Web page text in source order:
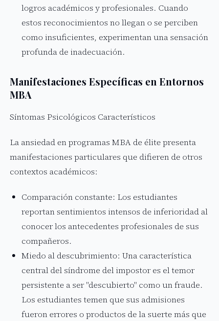
logros académicos y profesionales. Cuando
estos reconocimientos no llegan o se perciben
como insuficientes, experimentan una sensación
profunda de inadecuación.
Manifestaciones Específicas en Entornos
MBA
Síntomas Psicológicos Característicos
La ansiedad en programas MBA de élite presenta
manifestaciones particulares que difieren de otros
contextos académicos:
Comparación constante: Los estudiantes
reportan sentimientos intensos de inferioridad al
conocer los antecedentes profesionales de sus
compañeros.
Miedo al descubrimiento: Una característica
central del síndrome del impostor es el temor
persistente a ser "descubierto" como un fraude.
Los estudiantes temen que sus admisiones
fueron errores o productos de la suerte más que